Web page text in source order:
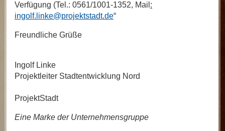
Verfügung (Tel.: 0561/1001-1352, Mail :
ingolf.linke@projektstadt.de“
Freundliche Grüße
Ingolf Linke
Projektleiter Stadtentwicklung Nord
ProjektStadt
Eine Marke der Unternehmensgruppe